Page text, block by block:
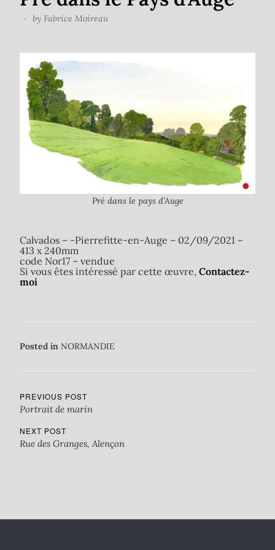
by Fabrice Moireau
Pré dans le pays d’Auge
Calvados – -Pierrefitte-en-Auge – 02/09/2021 –
413 x 240mm
code Nor17 – vendue
Si vous êtes intéressé par cette œuvre, Contactez-
moi
Posted in NORMANDIE
PREVIOUS POST
Portrait de marin
NEXT POST
Rue des Granges, Alençon